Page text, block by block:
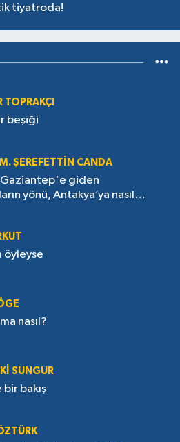
tiyatroda!
TOPRAKÇI
beşiği
M. ŞEREFETTIN CANDA
Gaziantep'e giden
yönü, Antakya’ya nasıl
öyleyse
nasıl?
SUNGUR
bakış